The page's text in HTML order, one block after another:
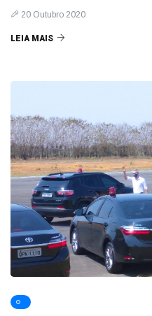
20 Outubro 2020
LEIA MAIS